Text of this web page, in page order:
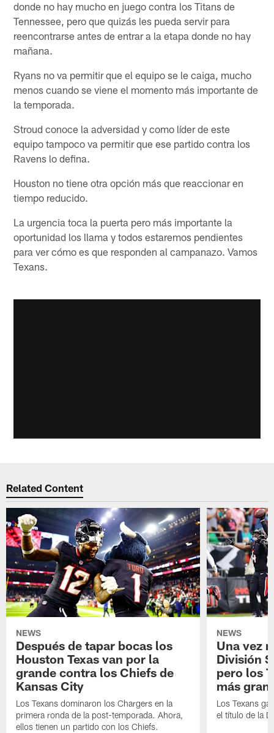
donde no hay mucho en juego contra los Titans de
Tennessee, pero que quizás les pueda servir para
reencontrarse antes de entrar a la etapa donde no hay
mañana.
Ryans no va permitir que el equipo se le caiga, mucho
menos cuando se viene el momento más importante de
la temporada.
Stroud conoce la adversidad y como líder de este
equipo tampoco va permitir que ese partido contra los
Ravens lo defina.
Houston no tiene otra opción más que reaccionar en
tiempo reducido.
La urgencia toca la puerta pero más importante la
oportunidad los llama y todos estaremos pendientes
para ver cómo es que responden al campanazo. Vamos
Texans.
Related Content
NEWS
Después de tapar bocas los
Houston Texas van por la
grande contra los Chiefs de
Kansas City
Los Texans dominaron los Chargers en la
primera ronda de la post-temporada. Ahora,
ellos tienen un partido con los Chiefs.
NEWS
Una vez
División
pero los
más
Los Texans
el título de la